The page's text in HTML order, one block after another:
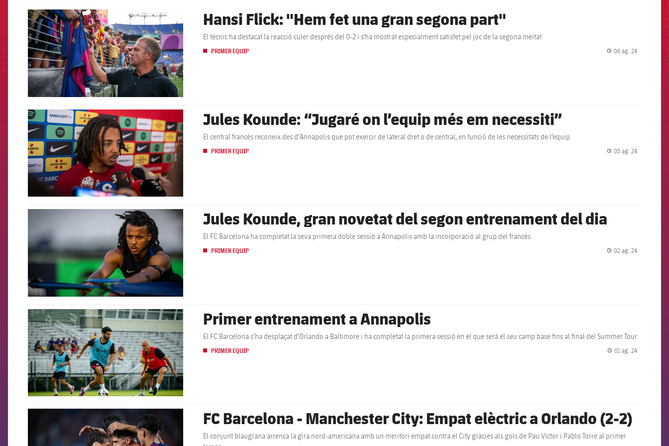
FCB Barcelona badge Hansi Flick: "Hem fet una gran segona part"
El tècnic ha destacat la reacció culer després del 0-2 i s'ha mostrat especialment satisfet pel joc de la segona meitat
PRIMER EQUIP 06 ag. 24
FCB Barcelona badge Jules Kounde: “Jugaré on l’equip més em necessiti”
El central francès reconeix des d’Annapolis que pot exercir de lateral dret o de central, en funció de les necessitats de l’equip
PRIMER EQUIP 05 ag. 24
Jules Kounde, gran novetat del segon entrenament del dia
El FC Barcelona ha completat la seva primera doble sessió a Annapolis amb la incorporació al grup del francès
PRIMER EQUIP 02 ag. 24
FCB Barcelona badge Primer entrenament a Annapolis
El FC Barcelona s’ha desplaçat d’Orlando a Baltimore i ha completat la primera sessió en el que serà el seu camp base fins al final del Summer Tour
PRIMER EQUIP 01 ag. 24
FC Barcelona - Manchester City: Empat elèctric a Orlando (2-2)
El conjunt blaugrana arrenca la gira nord-americana amb un meritori empat contra el City gràcies als gols de Pau Víctor i Pablo Torre al primer